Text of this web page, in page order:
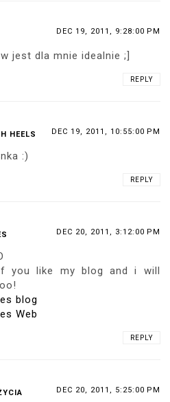
DEC 19, 2011, 9:28:00 PM
jest dla mnie idealnie ;]
REPLY
HEELS DEC 19, 2011, 10:55:00 PM
:)
REPLY
DEC 20, 2011, 3:12:00 PM
you like my blog and i will
blog
Web
REPLY
DEC 20, 2011, 5:25:00 PM